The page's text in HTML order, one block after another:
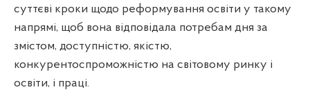
суттєві кроки щодо реформування освіти у такому
напрямі, щоб вона відповідала потребам дня за
змістом, доступністю, якістю,
конкурентоспроможністю на світовому ринку і
освіти, і праці.